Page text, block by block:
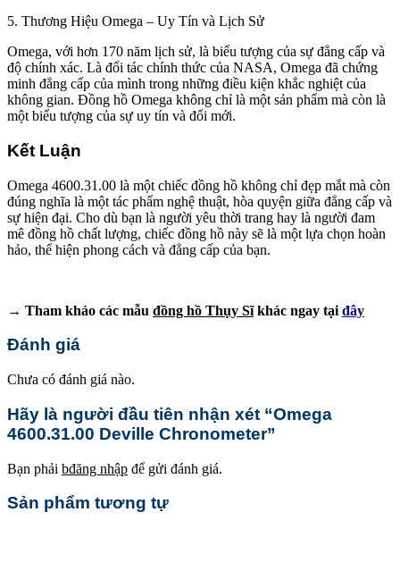
5. Thương Hiệu Omega – Uy Tín và Lịch Sử
Omega, với hơn 170 năm lịch sử, là biểu tượng của sự đẳng cấp và
độ chính xác. Là đối tác chính thức của NASA, Omega đã chứng
minh đẳng cấp của mình trong những điều kiện khắc nghiệt của
không gian. Đồng hồ Omega không chỉ là một sản phẩm mà còn là
một biểu tượng của sự uy tín và đổi mới.
Kết Luận
Omega 4600.31.00 là một chiếc đồng hồ không chỉ đẹp mắt mà còn
đúng nghĩa là một tác phẩm nghệ thuật, hòa quyện giữa đẳng cấp và
sự hiện đại. Cho dù bạn là người yêu thời trang hay là người đam
mê đồng hồ chất lượng, chiếc đồng hồ này sẽ là một lựa chọn hoàn
hảo, thể hiện phong cách và đẳng cấp của bạn.
→ Tham khảo các mẫu đồng hồ Thụy Sĩkhác ngay tại đây
Đánh giá
Chưa có đánh giá nào.
Hãy là người đầu tiên nhận xét “Omega
4600.31.00 Deville Chronometer”
Bạn phải bđăng nhập để gửi đánh giá.
Sản phẩm tương tự